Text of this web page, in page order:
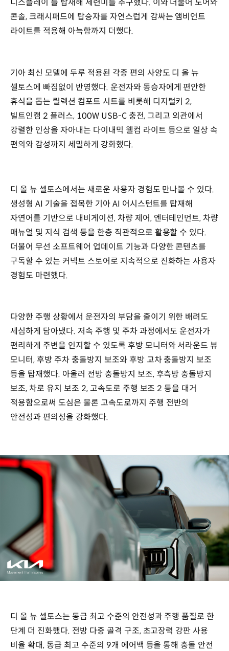
디스플레이’를 탑재해 세련미를 추구했다. 이와 더불어 도어와
콘솔, 크래시패드에 탑승자를 자연스럽게 감싸는 앰비언트
라이트를 적용해 아늑함까지 더했다.
기아 최신 모델에 두루 적용된 각종 편의 사양도 디 올 뉴
셀토스에 빠짐없이 반영했다. 운전자와 동승자에게 편안한
휴식을 돕는 릴렉션 컴포트 시트를 비롯해 디지털키 2,
빌트인캠 2 플러스, 100W USB-C 충전, 그리고 외관에서
강렬한 인상을 자아내는 다이내믹 웰컴 라이트 등으로 일상 속
편의와 감성까지 세밀하게 강화했다.
디 올 뉴 셀토스에서는 새로운 사용자 경험도 만나볼 수 있다.
생성형 AI 기술을 접목한 기아 AI 어시스턴트를 탑재해
자연어를 기반으로 내비게이션, 차량 제어, 엔터테인먼트, 차량
매뉴얼 및 지식 검색 등을 한층 직관적으로 활용할 수 있다.
더불어 무선 소프트웨어 업데이트 기능과 다양한 콘텐츠를
구독할 수 있는 커넥트 스토어로 지속적으로 진화하는 사용자
경험도 마련했다.
다양한 주행 상황에서 운전자의 부담을 줄이기 위한 배려도
세심하게 담아냈다. 저속 주행 및 주차 과정에서도 운전자가
편리하게 주변을 인지할 수 있도록 후방 모니터와 서라운드 뷰
모니터, 후방 주차 충돌방지 보조와 후방 교차 충돌방지 보조
등을 탑재했다. 아울러 전방 충돌방지 보조, 후측방 충돌방지
보조, 차로 유지 보조 2, 고속도로 주행 보조 2 등을 대거
적용함으로써 도심은 물론 고속도로까지 주행 전반의
안전성과 편의성을 강화했다.
디 올 뉴 셀토스는 동급 최고 수준의 안전성과 주행 품질로 한
단계 더 진화했다. 전방 다중 골격 구조, 초고장력 강판 사용
비율 확대, 동급 최고 수준의 9개 에어백 등을 통해 충돌 안전